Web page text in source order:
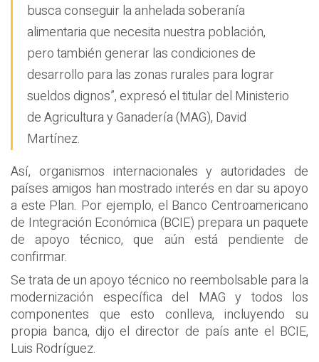
busca conseguir la anhelada soberanía
alimentaria que necesita nuestra población,
pero también generar las condiciones de
desarrollo para las zonas rurales para lograr
sueldos dignos”, expresó el titular del Ministerio
de Agricultura y Ganadería (MAG), David
Martínez.
Así, organismos internacionales y autoridades de
países amigos han mostrado interés en dar su apoyo
a este Plan. Por ejemplo, el Banco Centroamericano
de Integración Económica (BCIE) prepara un paquete
de apoyo técnico, que aún está pendiente de
confirmar.
Se trata de un apoyo técnico no reembolsable para la
modernización específica del MAG y todos los
componentes que esto conlleva, incluyendo su
propia banca, dijo el director de país ante el BCIE,
Luis Rodríguez.